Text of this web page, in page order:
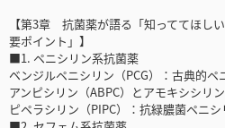
【第3章 抗菌薬が語る「知っててほし
要ポイント」】
■1. ペニシリン系抗菌薬
ベンジルペニシリン（PCG）：古典的ペ
アンピシリン（ABPC）とアモキシシリ
ピペラシリン（PIPC）：抗緑膿菌ペニシ